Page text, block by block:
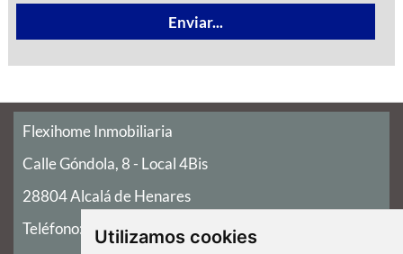
Utilizamos cookies
Flexihome Inmobiliaria
Calle Góndola, 8 - Local 4Bis
28804 Alcalá de Henares
Teléfono:
91 147 86 98